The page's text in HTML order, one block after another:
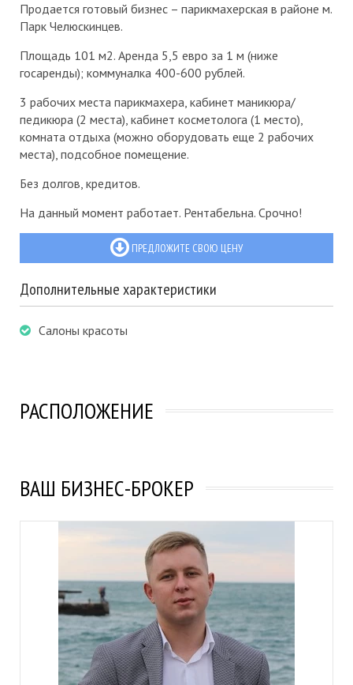
Продается готовый бизнес – парикмахерская в районе м.
Парк Челюскинцев.
Площадь 101 м2. Аренда 5,5 евро за 1 м (ниже
госаренды); коммуналка 400-600 рублей.
3 рабочих места парикмахера, кабинет маникюра/
педикюра (2 места), кабинет косметолога (1 место),
комната отдыха (можно оборудовать еще 2 рабочих
места), подсобное помещение.
Без долгов, кредитов.
На данный момент работает. Рентабельна. Срочно!
ПРЕДЛОЖИТЕ СВОЮ ЦЕНУ
Дополнительные характеристики
Салоны красоты
РАСПОЛОЖЕНИЕ
ВАШ БИЗНЕС-БРОКЕР